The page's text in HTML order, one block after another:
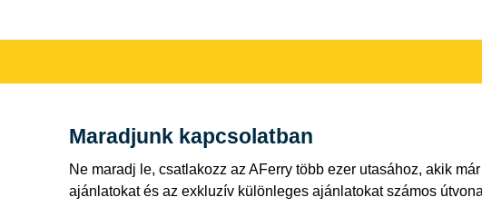
Maradjunk kapcsolatban
Ne maradj le, csatlakozz az AFerry több ezer utasához, akik
ajánlatokat és az exkluzív különleges ajánlatokat számos